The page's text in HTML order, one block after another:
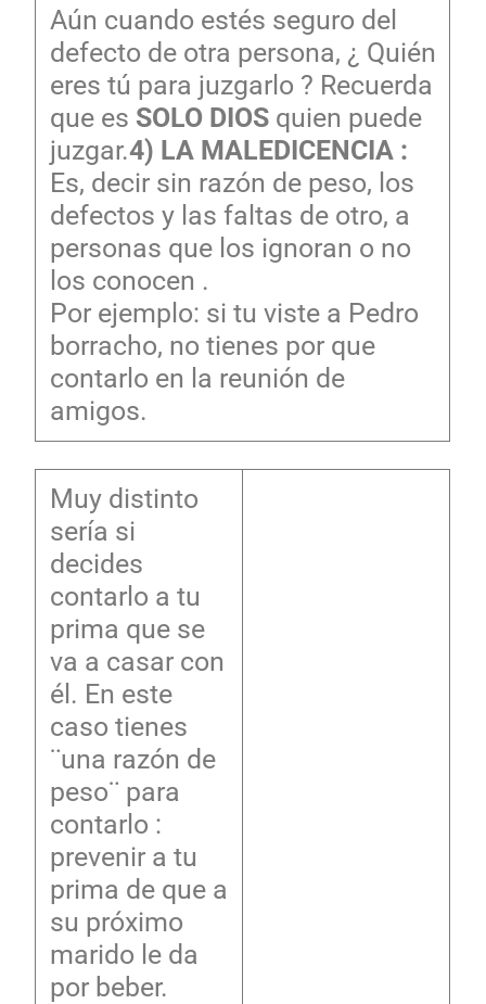
Aún cuando estés seguro del
defecto de otra persona, ¿ Quién
eres tú para juzgarlo ? Recuerda
que es SOLO DIOS quien puede
juzgar.4) LA MALEDICENCIA :
Es, decir sin razón de peso, los
defectos y las faltas de otro, a
personas que los ignoran o no
los conocen .
Por ejemplo: si tu viste a Pedro
borracho, no tienes por que
contarlo en la reunión de
amigos.
Muy distinto
sería si
decides
contarlo a tu
prima que se
va a casar con
él. En este
caso tienes
¨una razón de
peso¨ para
contarlo :
prevenir a tu
prima de que a
su próximo
marido le da
por beber.